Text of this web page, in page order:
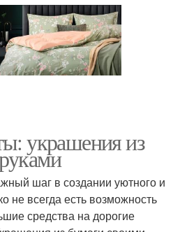
украшения из
шаг в создании уютного и
не всегда есть возможность
средства на дорогие